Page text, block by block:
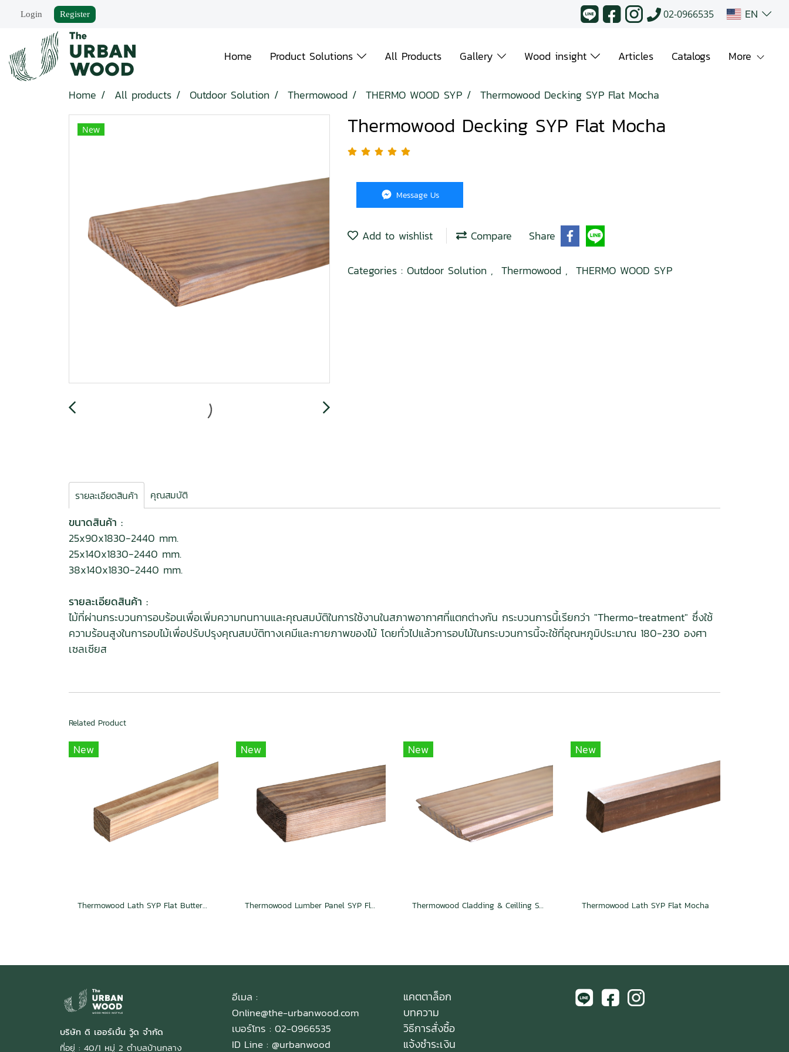
Login Register 02-0966535 EN
Home Product Solutions All Products Gallery Wood insight Articles Catalogs More
Home All products Outdoor Solution Thermowood THERMO WOOD SYP Thermowood Decking SYP Flat Mocha
New Thermowood Decking SYP Flat Mocha
Message Us
Add to wishlist Compare Share
Categories : Outdoor Solution , Thermowood , THERMO WOOD SYP
รายละเอียดสินค้า คุณสมบัติ
ขนาดสินค้า :
25x90x1830-2440 mm.
25x140x1830-2440 mm.
38x140x1830-2440 mm.
รายละเอียดสินค้า :
ไม้ที่ผ่านกระบวนการอบร้อนเพื่อเพิ่มความทนทานและคุณสมบัติในการใช้งานในสภาพอากาศที่แตกต่างกัน กระบวนการนี้เรียกว่า "Thermo-treatment" ซึ่งใช้
ความร้อนสูงในการอบไม้เพื่อปรับปรุงคุณสมบัติทางเคมีและกายภาพของไม้ โดยทั่วไปแล้วการอบไม้ในกระบวนการนี้จะใช้ที่อุณหภูมิประมาณ 180-230 องศา
เซลเซียส
Related Product
New
Thermowood Lath SYP Flat Butterscotch
New
Thermowood Lumber Panel SYP Flat Mocha
New
Thermowood Cladding & Ceilling SYP Weather Groove Mocha
New
Thermowood Lath SYP Flat Mocha
บริษัท ดิ เออร์เบิ้น วู้ด จำกัด
ที่อยู่ : 40/1 หมู่ 2 ตำบลบ้านกลาง
อีเมล :
Online@the-urbanwood.com
เบอร์โทร : 02-0966535
ID Line : @urbanwood
แคตตาล็อก
บทความ
วิธีการสั่งซื้อ
แจ้งชำระเงิน